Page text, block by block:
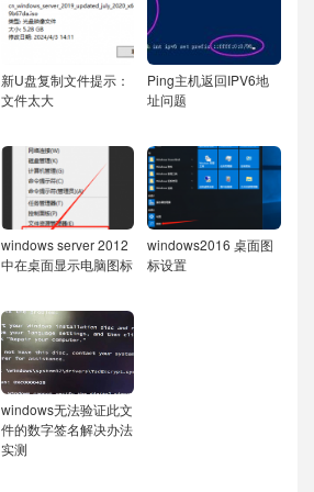
新U盘复制文件提示：
文件太大
Ping主机返回IPV6地
址问题
windows server 2012
中在桌面显示电脑图标
windows2016 桌面图
标设置
windows无法验证此文
件的数字签名解决办法
实测